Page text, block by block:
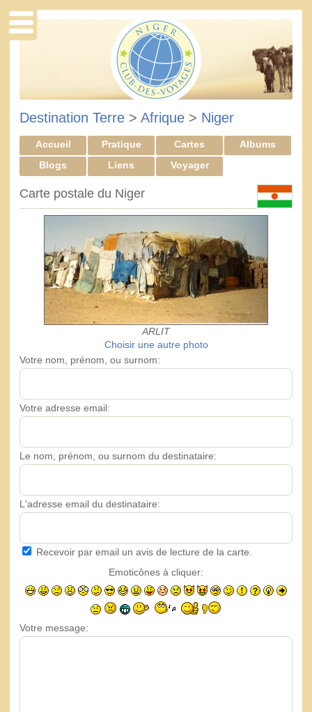
Destination Terre > Afrique > Niger
Accueil Pratique Cartes
Albums
Blogs
Liens Voyager
Carte postale du Niger
ARLIT
Choisir une autre photo
Votre nom, prénom, ou surnom:
Votre adresse email:
Le nom, prénom, ou surnom du destinataire:
L'adresse email du destinataire:
Recevoir par email un avis de lecture de la carte.
Emoticônes à cliquer:
Votre message: